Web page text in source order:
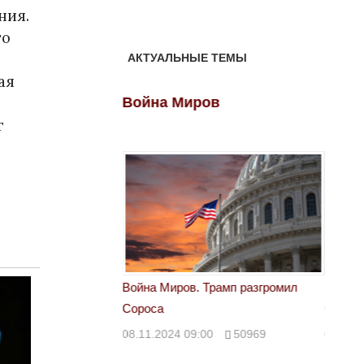
АКТУАЛЬНЫЕ ТЕМЫ
разгромил
Война Миров
Война Миров. Трамп разгромил
Сороса
08.11.2024 09:00 50969